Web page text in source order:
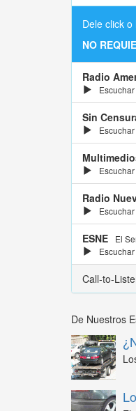
Dele click
NO
Radio
Sin
Radio
ESNE
El
Call-to-
De Nuestros